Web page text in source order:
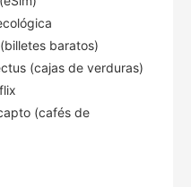
baratos)
(cajas de verduras)
(cafés de